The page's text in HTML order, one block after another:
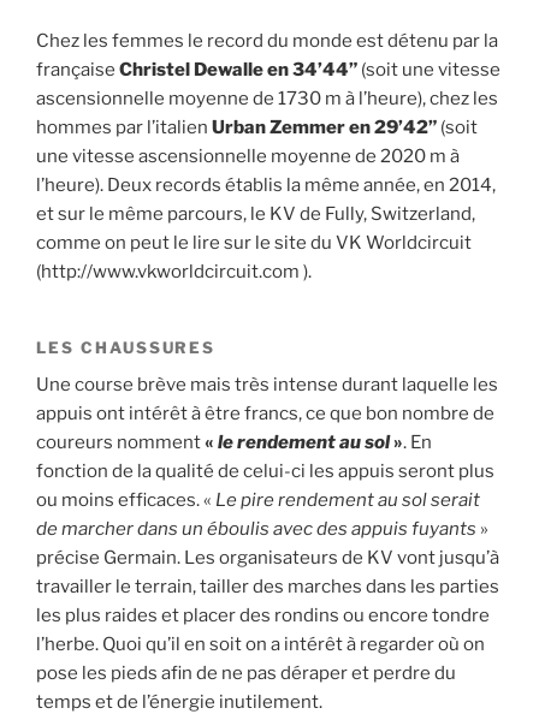
Chez les femmes le record du monde est détenu par la
française Christel Dewalle en 34’44” (soit une vitesse
ascensionnelle moyenne de 1730 m à l’heure), chez les
hommes par l’italien Urban Zemmer en 29’42” (soit
une vitesse ascensionnelle moyenne de 2020 m à
l’heure). Deux records établis la même année, en 2014,
et sur le même parcours, le KV de Fully, Switzerland,
comme on peut le lire sur le site du VK Worldcircuit
(http://www.vkworldcircuit.com ).
LES CHAUSSURES
Une course brève mais très intense durant laquelle les
appuis ont intérêt à être francs, ce que bon nombre de
coureurs nomment« le rendement au sol». En
fonction de la qualité de celui-ci les appuis seront plus
ou moins efficaces. « Le pire rendement au sol serait
de marcher dans un éboulis avec des appuis fuyants »
précise Germain. Les organisateurs de KV vont jusqu’à
travailler le terrain, tailler des marches dans les parties
les plus raides et placer des rondins ou encore tondre
l’herbe. Quoi qu’il en soit on a intérêt à regarder où on
pose les pieds afin de ne pas déraper et perdre du
temps et de l’énergie inutilement.